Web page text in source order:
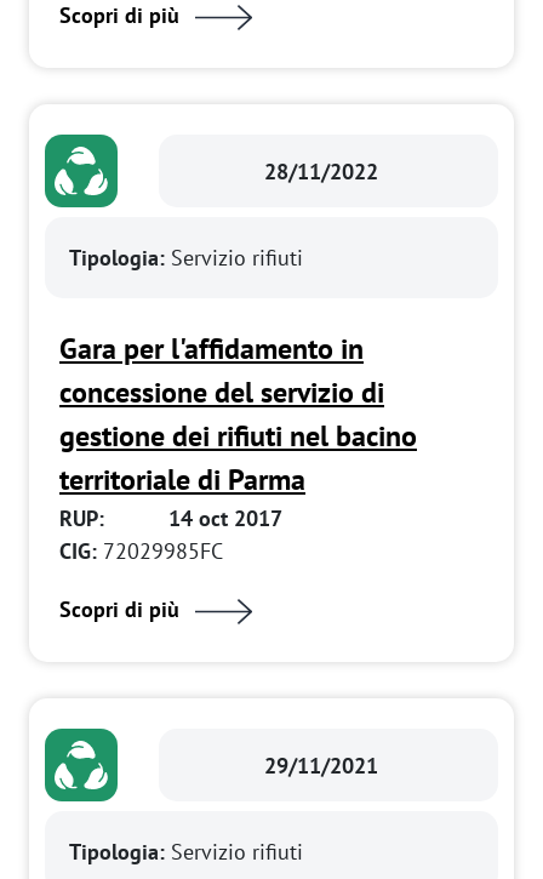
Scopri di più
28/11/2022
Tipologia: Servizio rifiuti
Gara per l'affidamento in
concessione del servizio di
gestione dei rifiuti nel bacino
territoriale di Parma
RUP:
14 oct 2017
CIG: 72029985FC
Scopri di più
29/11/2021
Tipologia: Servizio rifiuti